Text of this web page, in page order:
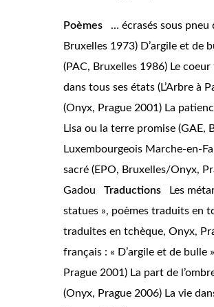
Poèmes … écrasés sous pneu
Bruxelles 1973) D’argile et de
(PAC, Bruxelles 1986) Le
dans tous ses états (L’Arbre à
(Onyx, Prague 2001) La
Lisa ou la terre promise (GAE,
Luxembourgeois Marche-en-
sacré (EPO, Bruxelles/Onyx,
Gadou
Traductions Les
statues », poèmes traduits en
traduites en tchèque, Onyx,
français : « D’argile et de
Prague 2001) La part de
(Onyx, Prague 2006) La vie